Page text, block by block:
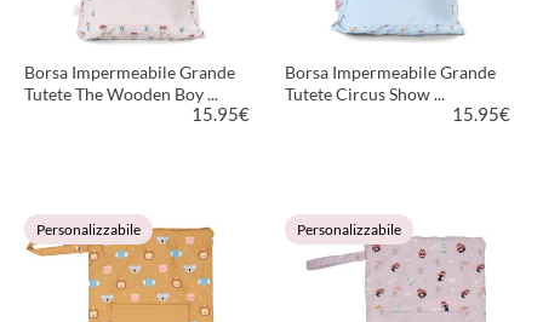
Borsa Impermeabile Grande
Tutete The Wooden Boy ...
15.95€
VEDI PRODOTTO
Borsa Impermeabile Grande
Tutete Circus Show ...
15.95€
VEDI PRODOTTO
Personalizzabile Personalizzabile